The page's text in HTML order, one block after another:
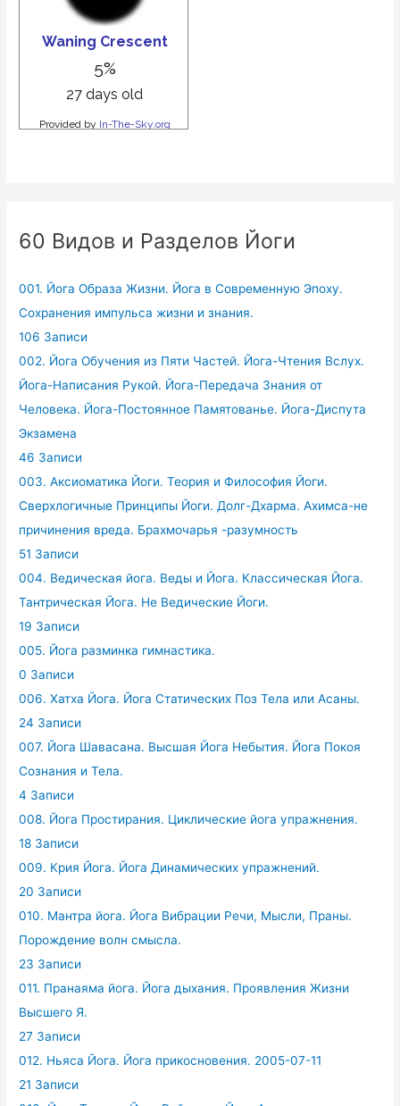
60 Видов и Разделов Йоги
001. Йога Образа Жизни. Йога в Современную Эпоху.
Сохранения импульса жизни и знания.
106 Записи
002. Йога Обучения из Пяти Частей. Йога-Чтения Вслух.
Йога-Написания Рукой. Йога-Передача Знания от
Человека. Йога-Постоянное Памятованье. Йога-Диспута
Экзамена
46 Записи
003. Аксиоматика Йоги. Теория и Философия Йоги.
Сверхлогичные Принципы Йоги. Долг-Дхарма. Ахимса-не
причинения вреда. Брахмочарья -разумность
51 Записи
004. Ведическая йога. Веды и Йога. Классическая Йога.
Тантрическая Йога. Не Ведические Йоги.
19 Записи
005. Йога разминка гимнастика.
0 Записи
006. Хатха Йога. Йога Статических Поз Тела или Асаны.
24 Записи
007. Йога Шавасана. Высшая Йога Небытия. Йога Покоя
Сознания и Тела.
4 Записи
008. Йога Простирания. Циклические йога упражнения.
18 Записи
009. Крия Йога. Йога Динамических упражнений.
20 Записи
010. Мантра йога. Йога Вибрации Речи, Мысли, Праны.
Порождение волн смысла.
23 Записи
011. Пранаяма йога. Йога дыхания. Проявления Жизни
Высшего Я.
27 Записи
012. Ньяса Йога. Йога прикосновения. 2005-07-11
21 Записи